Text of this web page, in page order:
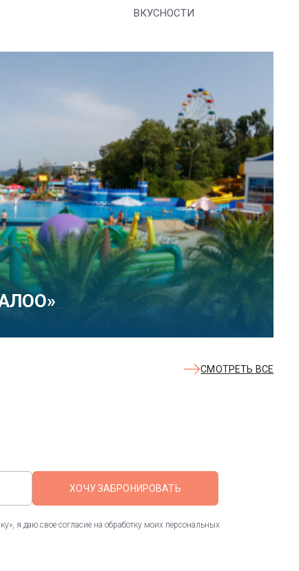
ВКУСНОСТИ
развлечений «Сочи
СМОТРЕТЬ ВСЕ
ХОЧУ ЗАБРОНИРОВАТЬ
я даю свое согласие на обработку моих персональных